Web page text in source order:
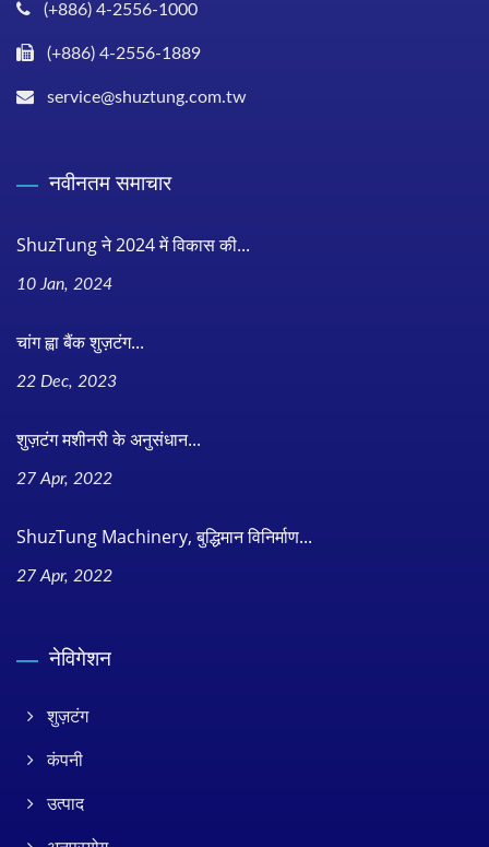
(+886) 4-2556-1000
(+886) 4-2556-1889
service@shuztung.com.tw
नवीनतम समाचार
ShuzTung ने 2024 में विकास की...
10 Jan, 2024
चांग ह्वा बैंक शुज़टंग...
22 Dec, 2023
शुज़टंग मशीनरी के अनुसंधान...
27 Apr, 2022
ShuzTung Machinery, बुद्धिमान विनिर्माण...
27 Apr, 2022
नेविगेशन
शुज़टंग
कंपनी
उत्पाद